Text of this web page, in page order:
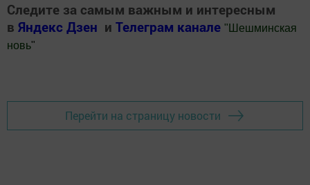
Следите за самым важным и интересным
в Яндекс Дзен и Телеграм канале " Шешминская
новь"
Перейти на страницу новости